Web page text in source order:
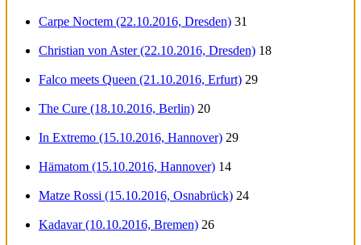
Carpe Noctem (22.10.2016, Dresden) 31
Christian von Aster (22.10.2016, Dresden) 18
Falco meets Queen (21.10.2016, Erfurt) 29
The Cure (18.10.2016, Berlin) 20
In Extremo (15.10.2016, Hannover) 29
Hämatom (15.10.2016, Hannover) 14
Matze Rossi (15.10.2016, Osnabrück) 24
Kadavar (10.10.2016, Bremen) 26